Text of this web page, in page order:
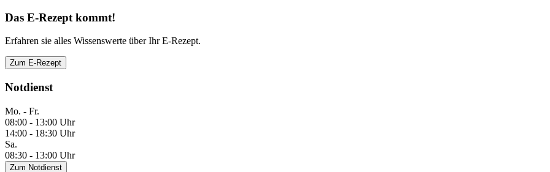
Das E-Rezept kommt!
Erfahren sie alles Wissenswerte über Ihr E-Rezept.
Zum E-Rezept
Notdienst
Mo. - Fr.
08:00 - 13:00 Uhr
14:00 - 18:30 Uhr
Sa.
08:30 - 13:00 Uhr
Zum Notdienst